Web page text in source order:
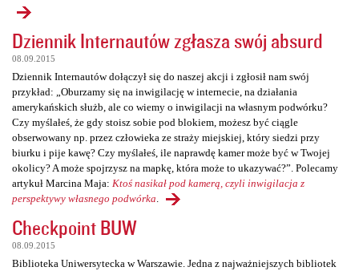
Dziennik Internautów zgłasza swój absurd
08.09.2015
Dziennik Internautów dołączył się do naszej akcji i zgłosił nam swój
przykład: „Oburzamy się na inwigilację w internecie, na działania
amerykańskich służb, ale co wiemy o inwigilacji na własnym podwórku?
Czy myślałeś, że gdy stoisz sobie pod blokiem, możesz być ciągle
obserwowany np. przez człowieka ze straży miejskiej, który siedzi przy
biurku i pije kawę? Czy myślałeś, ile naprawdę kamer może być w Twojej
okolicy? A może spojrzysz na mapkę, która może to ukazywać?”. Polecamy
artykuł Marcina Maja: Ktoś nasikał pod kamerą, czyli inwigilacja z
perspektywy własnego podwórka
Checkpoint BUW
08.09.2015
Biblioteka Uniwersytecka w Warszawie. Jedna z najważniejszych bibliotek